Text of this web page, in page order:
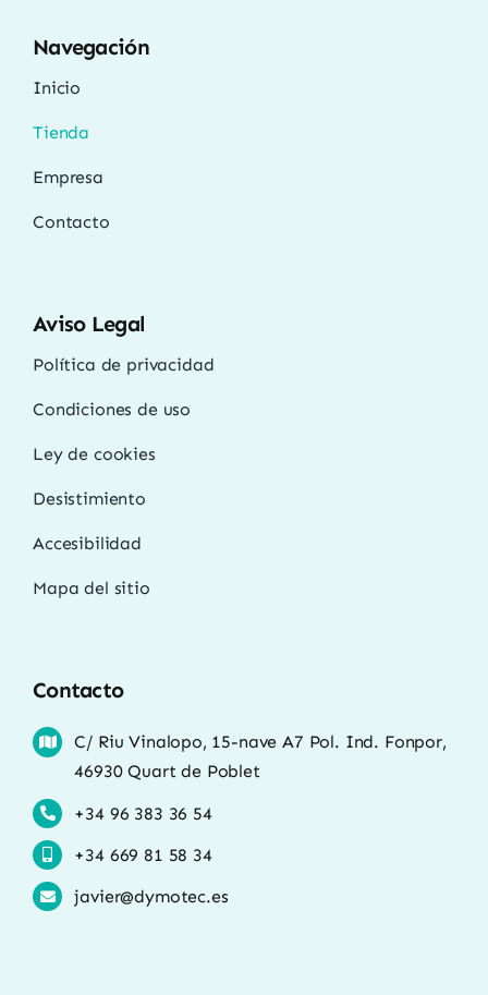
Navegación
Inicio
Tienda
Empresa
Contacto
Aviso Legal
Política de privacidad
Condiciones de uso
Ley de cookies
Desistimiento
Accesibilidad
Mapa del sitio
Contacto
C/ Riu Vinalopo, 15-nave A7 Pol. Ind. Fonpor,
46930 Quart de Poblet
+34 96 383 36 54
+34 669 81 58 34
javier@dymotec.es